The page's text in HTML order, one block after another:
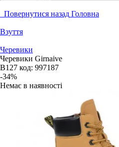
Повернутися назад Головна
Взуття
Черевики
Черевики Girnaive
B127 код: 997187
-34%
Немає в наявності